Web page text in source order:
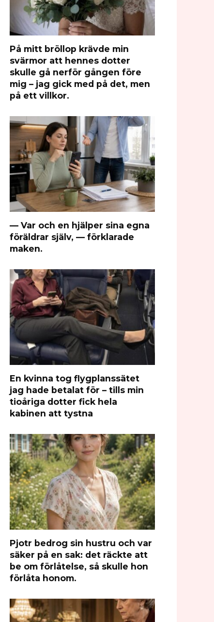
På mitt bröllop krävde min
svärmor att hennes dotter
skulle gå nerför gången före
mig – jag gick med på det, men
på ett villkor.
— Var och en hjälper sina egna
föräldrar själv, — förklarade
maken.
En kvinna tog flygplanssätet
jag hade betalat för – tills min
tioåriga dotter fick hela
kabinen att tystna
Pjotr bedrog sin hustru och var
säker på en sak: det räckte att
be om förlåtelse, så skulle hon
förlåta honom.